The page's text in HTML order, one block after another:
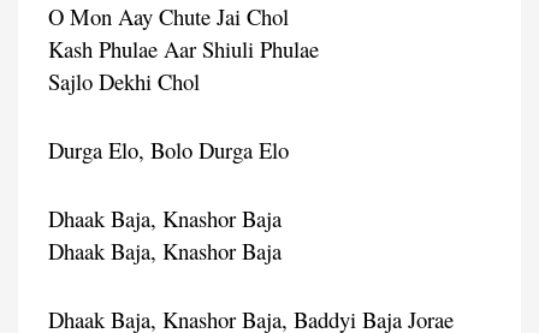
O Mon Aay Chute Jai Chol
Kash Phulae Aar Shiuli Phulae
Sajlo Dekhi Chol
Durga Elo, Bolo Durga Elo
Dhaak Baja, Knashor Baja
Dhaak Baja, Knashor Baja
Dhaak Baja, Knashor Baja, Baddyi Baja Jorae